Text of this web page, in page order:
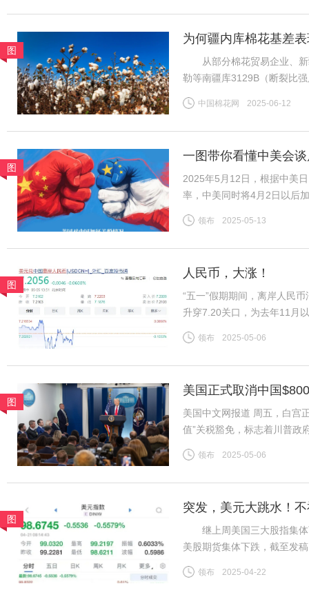
图
为何疆内库棉花基差
从部分棉花贸易企业、新
勒等南疆库3129B（断裂比
比强度28-30CN/TEX）基差
中国棉花网 2025-06-12
图
一图带你看懂中美会
2025年5月12日，根据中美
率，中美同时将4月2日以后
施24%。再加上2月美国以芬
领布 2025-05-13
图
人民币，大涨！
“五一”假期期间，离岸人民
升穿7.20关口，为去年11月
美股、美债、美元涨。同时
领布 2025-05-06
图
美国正式取消中国
美国中文网报道 周五，白宫
值”关税豁免，标志着川普政
包裹积压的混乱局面而推迟
领布 2025-05-06
图
突发，美元大跳水！
继上周美国三大股指集体
美股期货集体下跌，截至发
2022年4月以来首次。截至
领布 2025-04-22